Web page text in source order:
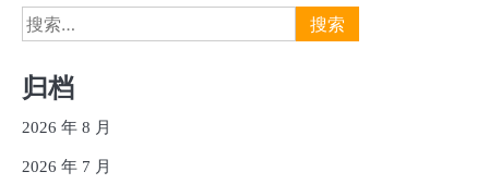
搜
索：
归档
2026 年 8 月
2026 年 7 月